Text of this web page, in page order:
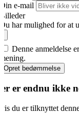
e-mail
har mulighed for at
Denne anmeldelse
Opret bedømmelse
er endnu ikke
du er tilknyttet